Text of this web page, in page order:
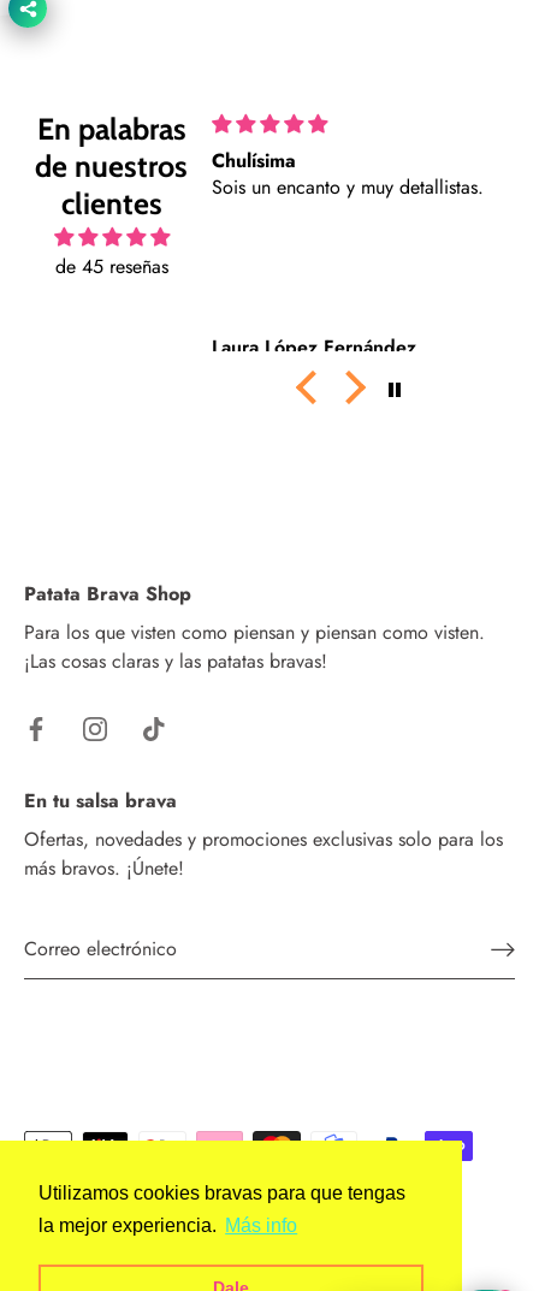
Utilizamos cookies bravas para que tengas
la mejor experiencia. Más info
En palabras
de nuestros
clientes
de 45 reseñas
Chulísima
Sois un encanto y muy detallistas.
Laura López Fernández
Patata Brava Shop
Para los que visten como piensan y piensan como visten.
¡Las cosas claras y las patatas bravas!
En tu salsa brava
Ofertas, novedades y promociones exclusivas solo para los
más bravos. ¡Únete!
Moneda
España (EUR €)